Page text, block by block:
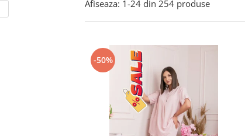
Afiseaza: 1-24 din 254 produse
-50%